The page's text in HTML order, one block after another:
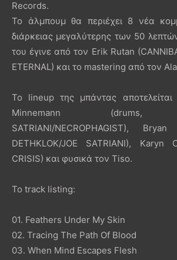
Records.
To άλμπουμ θα περιέχει 8 νέα
διάρκειας μεγαλύτερης των 50
του έγινε από τον Erik Rutan
ETERNAL) και το mastering από τον
To lineup της μπάντας
Minnemann (drums,
SATRIANI/NECROPHAGIST),
DETHKLOK/JOE SATRIANI), Karyn
CRISIS) και φυσικά τον Tiso.
To track listing:
01. Feathers Under My Skin
02. Tracing The Path Of Blood
03. When Mind Escapes Flesh